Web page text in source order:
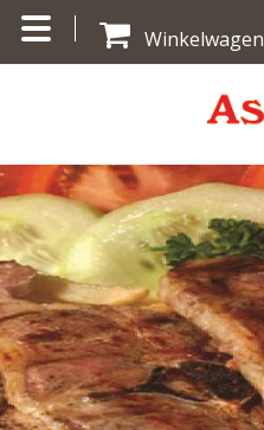
Winkelwagen